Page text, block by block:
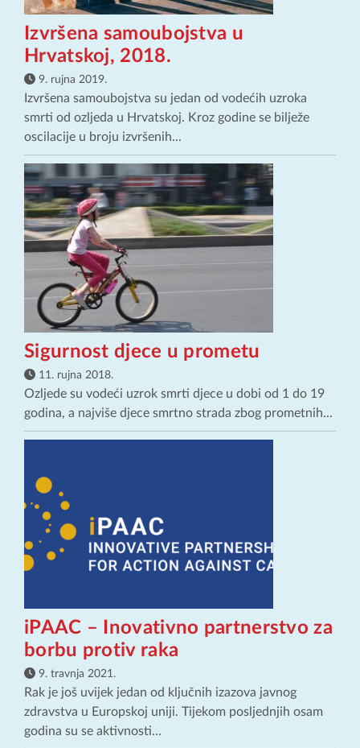
Izvršena samoubojstva u
Hrvatskoj, 2018.
9. rujna 2019.
Izvršena samoubojstva su jedan od vodećih uzroka
smrti od ozljeda u Hrvatskoj. Kroz godine se bilježe
oscilacije u broju izvršenih...
Sigurnost djece u prometu
11. rujna 2018.
Ozljede su vodeći uzrok smrti djece u dobi od 1 do 19
godina, a najviše djece smrtno strada zbog prometnih...
iPAAC – Inovativno partnerstvo za
borbu protiv raka
9. travnja 2021.
Rak je još uvijek jedan od ključnih izazova javnog
zdravstva u Europskoj uniji. Tijekom posljednjih osam
godina su se aktivnosti...